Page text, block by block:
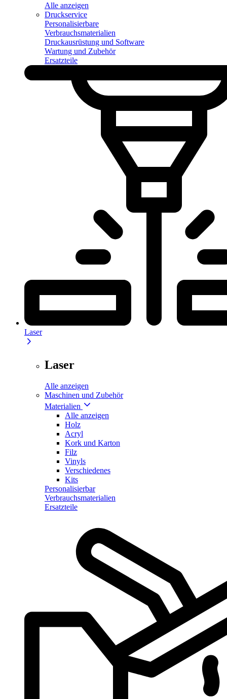
Alle anzeigen
Druckservice
Personalisierbare
Verbrauchsmaterialien
Druckausrüstung und Software
Wartung und Zubehör
Ersatzteile
Laser
Laser
Alle anzeigen
Maschinen und Zubehör
Materialien
Alle anzeigen
Holz
Acryl
Kork und Karton
Filz
Vinyls
Verschiedenes
Kits
Personalisierbar
Verbrauchsmaterialien
Ersatzteile